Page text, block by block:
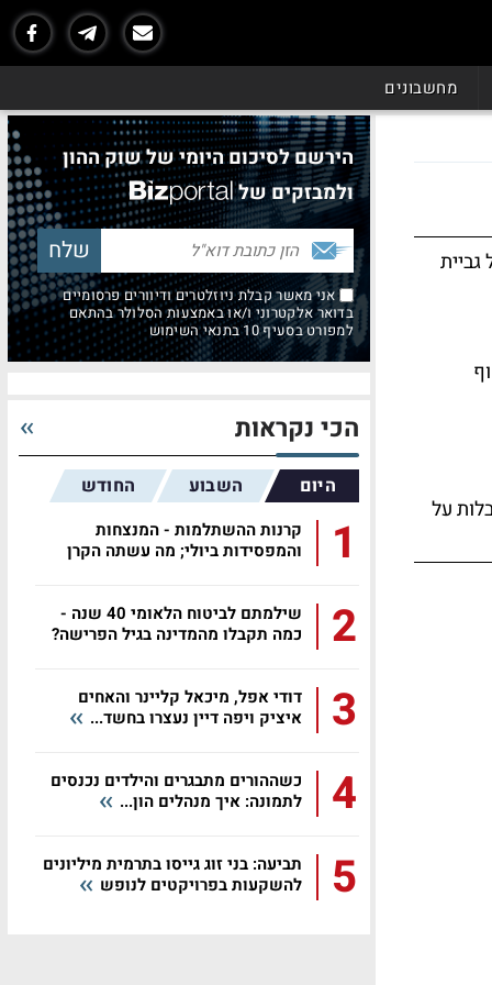
מחשבונים
על
הירשם לסיכום היומי של שוק ההון
ולמבזקים של
אני מאשר קבלת ניוזלטרים ודיוורים פרסומיים
בדואר אלקטרוני ו/או באמצעות הסלולר בהתאם
למפורט בסעיף 10 בתנאי השימוש
הכי נקראות
היום השבוע החודש
1
קרנות ההשתלמות - המנצחות
והמפסידות ביולי; מה עשתה הקרן
2
שילמתם לביטוח הלאומי 40 שנה -
כמה תקבלו מהמדינה בגיל הפרישה?
3
דודי אפל, מיכאל קליינר והאחים
איציק ויפה דיין נעצרו בחשד...
4
כשההורים מתבגרים והילדים נכנסים
לתמונה: איך מנהלים הון...
5
תביעה: בני זוג גייסו בתרמית מיליונים
להשקעות בפרויקטים לנופש